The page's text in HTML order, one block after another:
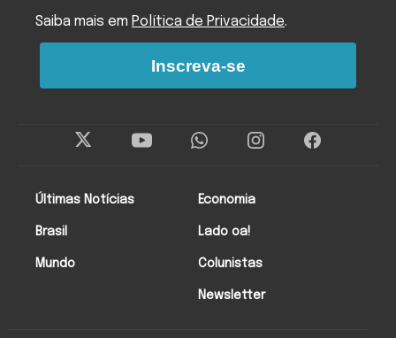
Últimas Notícias
Brasil
Mundo
Economia
Lado oa!
Colunistas
Newsletter
Saiba mais em Política de Privacidade.
Inscreva-se